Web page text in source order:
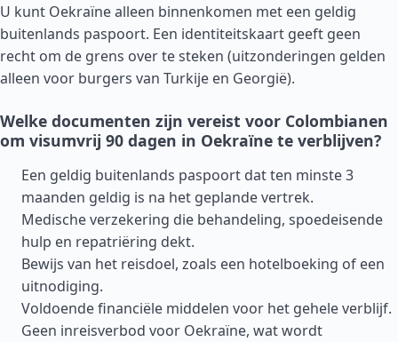
U kunt Oekraïne alleen binnenkomen met een geldig
buitenlands paspoort. Een identiteitskaart geeft geen
recht om de grens over te steken (uitzonderingen gelden
alleen voor burgers van Turkije en Georgië).
Welke documenten zijn vereist voor Colombianen
om visumvrij 90 dagen in Oekraïne te verblijven?
Een geldig buitenlands paspoort dat ten minste 3
maanden geldig is na het geplande vertrek.
Medische verzekering die behandeling, spoedeisende
hulp en repatriëring dekt.
Bewijs van het reisdoel, zoals een hotelboeking of een
uitnodiging.
Voldoende financiële middelen voor het gehele verblijf.
Geen inreisverbod voor Oekraïne, wat wordt